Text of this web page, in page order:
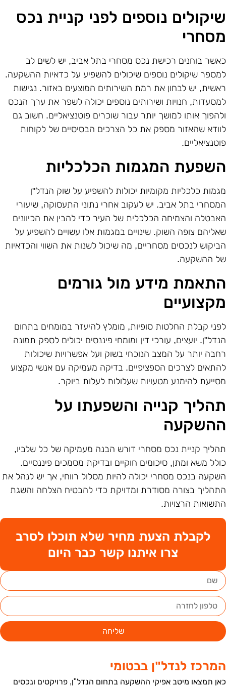
נוספים לפני קניית נכס
בוחנים רכישת נכס מסחרי בתל אביב, יש לשים לב
שיקולים נוספים שיכולים להשפיע על כדאיות ההשקעה.
יש לבחון את רמת השירותים המוצעים באזור. נגישות
חנויות ושירותים נוספים יכולה לשפר את ערך הנכס
אותו למושך יותר עבור שוכרים פוטנציאליים. חשוב גם
שהאזור מספק את כל הצרכים הבסיסיים של לקוחות
המגמות הכלכליות
כלכליות מקומיות יכולות להשפיע על שוק הנדל"ן
בתל אביב. יש לעקוב אחרי נתוני התעסוקה, שיעורי
והצמיחה הכלכלית של העיר כדי להבין את הכיוונים
צופה השוק. שינויים במגמות אלו עשויים להשפיע על
לנכסים מסחריים, מה שיכול לשנות את השווי והכדאיות
ההשקעה.
מידע מול גורמים
קבלת החלטות סופיות, מומלץ להיעזר במומחים בתחום
יועצים, עורכי דין ומומחי פיננסים יכולים לספק תמונה
יותר על המצב הנוכחי בשוק ועל אפשרויות שיכולות
לצרכים הספציפיים. בדיקה מעמיקה עם אנשי מקצוע
להימנע מטעויות שעלולות לעלות ביוקר.
קנייה והשפעתו על
קניית נכס מסחרי דורש הבנה מעמיקה של כל שלביו,
משא ומתן, סיכומים חוקיים ובדיקת מסמכים פיננסיים.
בנכס מסחרי יכולה להיות מסלול רווחי, אך יש לנהל את
בצורה מסודרת ומדויקת כדי להבטיח הצלחה והשגת
הרצויות.
לקבלת הצעת מחיר שלא תוכלו לסרב
צרו איתנו קשר כבר היום
שליחה
לנדל"ן בבטומי
תמצאו מיטב אפיקי ההשקעה בתחום הנדל"ן, פרויקטים ונכסים